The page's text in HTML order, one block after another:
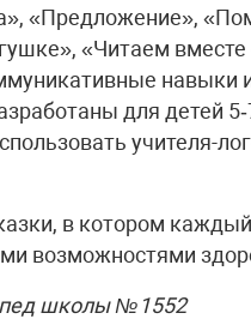
«Предложение»,
«Читаем
навыки
для детей
учителя-
в котором
возможностями
школы №1552